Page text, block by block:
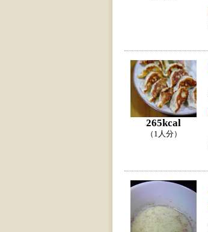
265kcal
（1人分）